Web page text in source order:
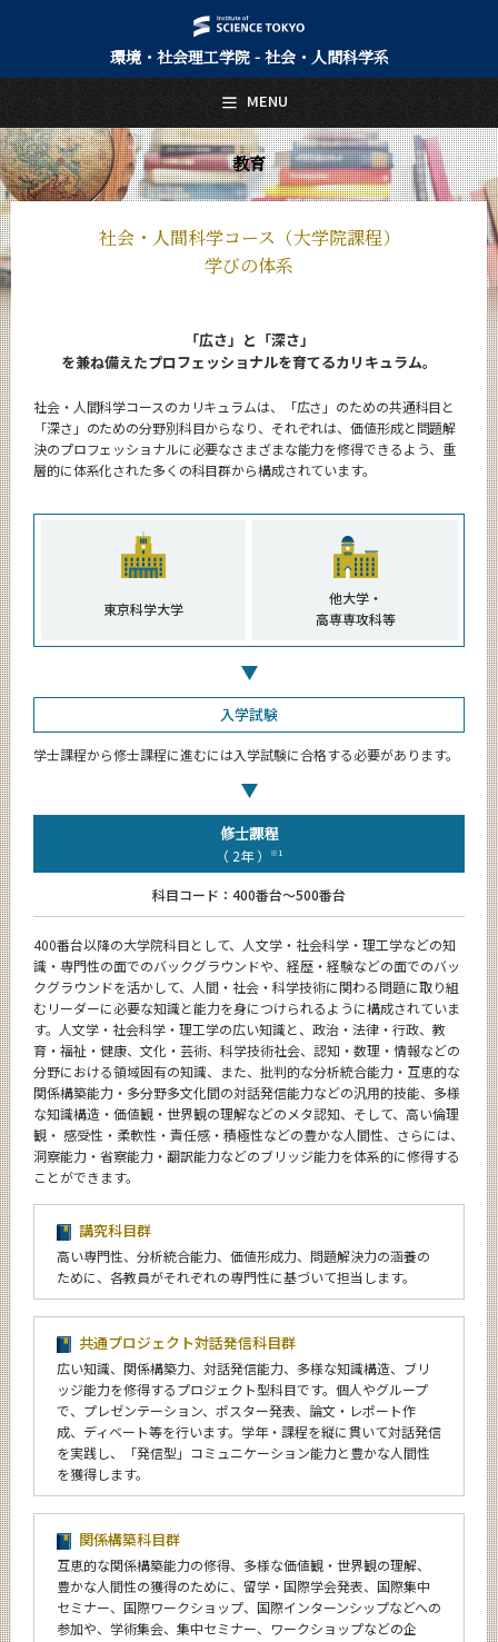
環境・社会理工学院 - 社会・人間科学系
教育
社会・人間科学コース（大学院課程）
学びの体系
「広さ」と「深さ」
を兼ね備えたプロフェッショナルを育てるカリキュラム。
社会・人間科学コースのカリキュラムは、「広さ」のための共通科目と
「深さ」のための分野別科目からなり、それぞれは、価値形成と問題解
決のプロフェッショナルに必要なさまざまな能力を修得できるよう、重
層的に体系化された多くの科目群から構成されています。
東京科学大学
他大学・
高専専攻科等
入学試験
学士課程から修士課程に進むには入学試験に合格する必要があります。
修士課程
（ 2年 ） ※1
科目コード：400番台～500番台
400番台以降の大学院科目として、人文学・社会科学・理工学などの知
識・専門性の面でのバックグラウンドや、経歴・経験などの面でのバッ
クグラウンドを活かして、人間・社会・科学技術に関わる問題に取り組
むリーダーに必要な知識と能力を身につけられるように構成されていま
す。人文学・社会科学・理工学の広い知識と、政治・法律・行政、教
育・福祉・健康、文化・芸術、科学技術社会、認知・数理・情報などの
分野における領域固有の知識、また、批判的な分析統合能力・互恵的な
関係構築能力・多分野多文化間の対話発信能力などの汎用的技能、多様
な知識構造・価値観・世界観の理解などのメタ認知、そして、高い倫理
観・ 感受性・柔軟性・責任感・積極性などの豊かな人間性、さらには、
洞察能力・省察能力・翻訳能力などのブリッジ能力を体系的に修得する
ことができます。
講究科目群
高い専門性、分析統合能力、価値形成力、問題解決力の涵養の
ために、各教員がそれぞれの専門性に基づいて担当します。
共通プロジェクト対話発信科目群
広い知識、関係構築力、対話発信能力、多様な知識構造、ブリ
ッジ能力を修得するプロジェクト型科目です。個人やグループ
で、プレゼンテーション、ポスター発表、論文・レポート作
成、ディベート等を行います。学年・課程を縦に貫いて対話発信
を実践し、「発信型」コミュニケーション能力と豊かな人間性
を獲得します。
関係構築科目群
互恵的な関係構築能力の修得、多様な価値観・世界観の理解、
豊かな人間性の獲得のために、留学・国際学会発表、国際集中
セミナー、国際ワークショップ、国際インターンシップなどへの
参加や、学術集会、集中セミナー、ワークショップなどの企
MENU
日本語 English
トップページ
Top Page
社会・人間科学系について
About Us
超スマート社会卓越コース（博士後期課程）
5つの特長
教員・研究室
Faculty and Laboratories
News
サイト構成
系詳細情報
CLOSE